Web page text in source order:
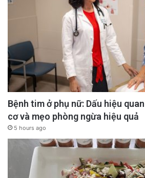
Bệnh tim ở phụ nữ: Dấu hiệu
cơ và mẹo phòng ngừa hiệu quả
5 hours ago